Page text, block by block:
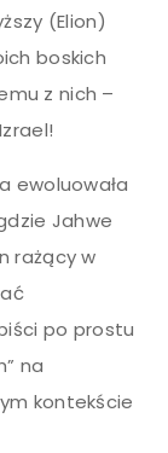
(Elion)
boskich
z nich –
ewoluowała
Jahwe
rażący w
po prostu
na
kontekście